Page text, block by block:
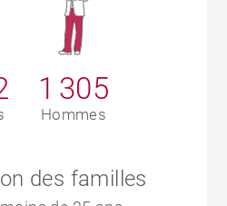
1 305
Hommes
des familles